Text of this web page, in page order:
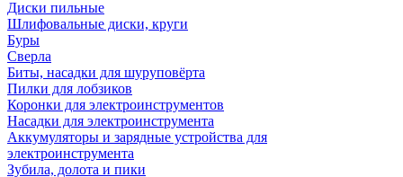
Диски пильные
Шлифовальные диски, круги
Буры
Сверла
Биты, насадки для шуруповёрта
Пилки для лобзиков
Коронки для электроинструментов
Насадки для электроинструмента
Аккумуляторы и зарядные устройства для
электроинструмента
Зубила, долота и пики